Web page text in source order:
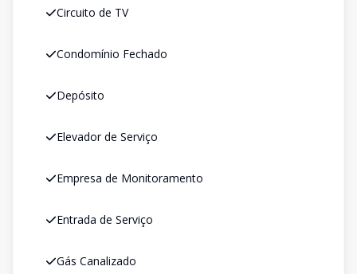
Circuito de TV
Condomínio Fechado
Depósito
Elevador de Serviço
Empresa de Monitoramento
Entrada de Serviço
Gás Canalizado